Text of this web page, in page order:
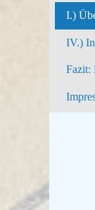
I.)
IV.)
Fazit: